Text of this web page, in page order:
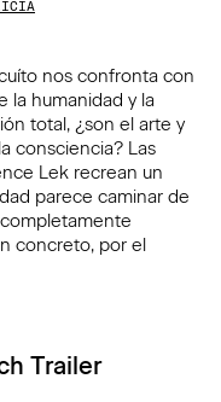
nos confronta con
la humanidad y la
total, ¿son el arte y
consciencia? Las
Lek recrean un
parece caminar de
concreto, por el
Trailer